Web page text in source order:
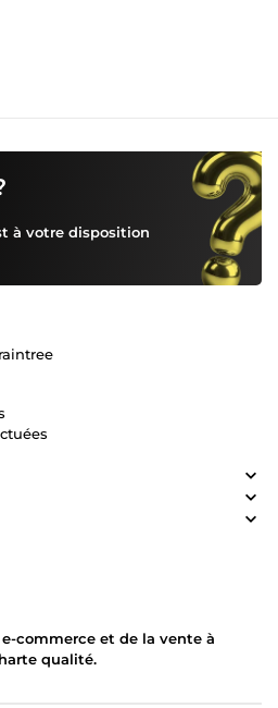
à votre disposition
commerce et de la vente à
qualité.